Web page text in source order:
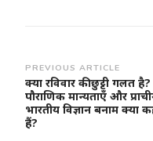
Post
Navigation
PREVIOUS ARTICLE
क्या रविवार की छुट्टी गलत है?
पौराणिक मान्यताएँ और
भारतीय विज्ञान बनाम क्या
हैं?